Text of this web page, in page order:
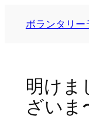
ボランタリー
明けま
ざい